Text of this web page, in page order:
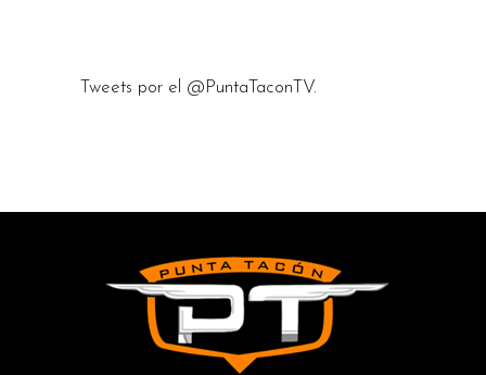
Tweets por el @PuntaTaconTV.